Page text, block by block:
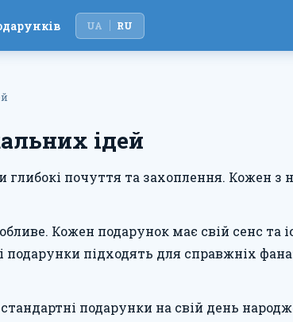
UA RU
ідей
почуття та захоплення. Кожен з
Кожен подарунок має свій сенс та
підходять для справжніх
подарунки на свій день